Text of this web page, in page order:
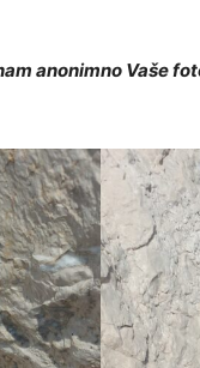
anonimno Vaše